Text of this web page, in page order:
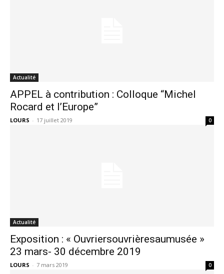
Actualité
APPEL à contribution : Colloque “Michel
Rocard et l’Europe”
LOURS - 17 juillet 2019 0
Actualité
Exposition : « Ouvriersouvrièresaumusée »
23 mars- 30 décembre 2019
LOURS - 7 mars 2019 0